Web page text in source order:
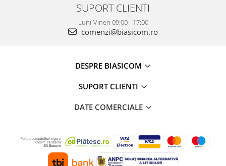
Aparate de gatit cu aburi
Aparate de preparat desert
Masini de gheata
Masini de paine
SUPORT CLIENTI
Luni-Vineri 09:00 - 17:00
comenzi@biasicom.ro
DESPRE BIASICOM
SUPORT CLIENTI
DATE COMERCIALE